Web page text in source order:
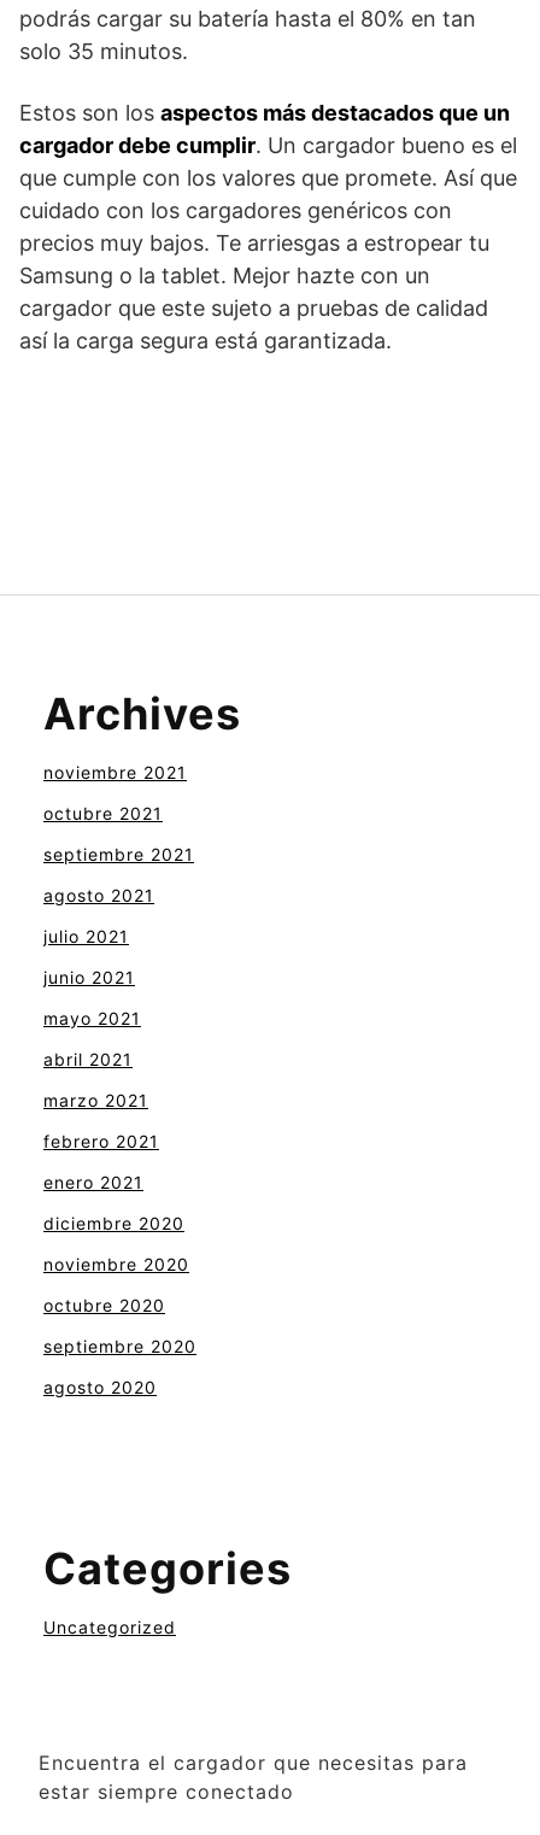
podrás cargar su batería hasta el 80% en tan
solo 35 minutos.
Estos son los aspectos más destacados que un
cargador debe cumplir. Un cargador bueno es el
que cumple con los valores que promete. Así que
cuidado con los cargadores genéricos con
precios muy bajos. Te arriesgas a estropear tu
Samsung o la tablet. Mejor hazte con un
cargador que este sujeto a pruebas de calidad
así la carga segura está garantizada.
Archives
noviembre 2021
octubre 2021
septiembre 2021
agosto 2021
julio 2021
junio 2021
mayo 2021
abril 2021
marzo 2021
febrero 2021
enero 2021
diciembre 2020
noviembre 2020
octubre 2020
septiembre 2020
agosto 2020
Categories
Uncategorized
Encuentra el cargador que necesitas para
estar siempre conectado